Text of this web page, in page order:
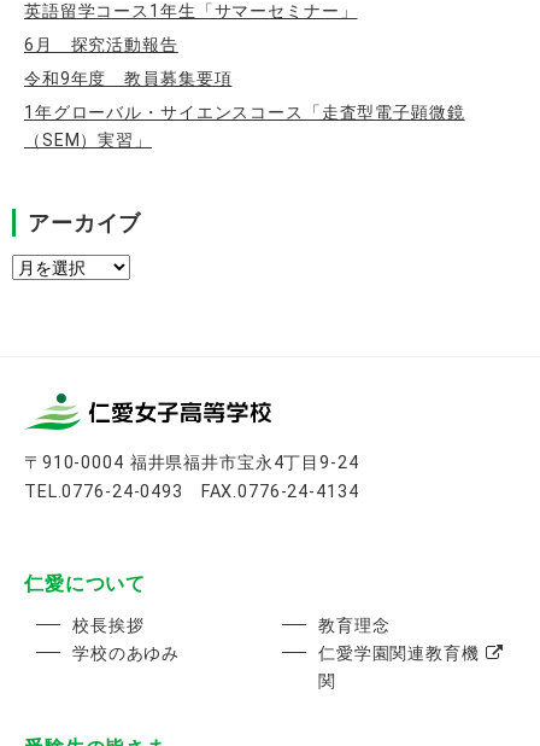
英語留学コース1年生「サマーセミナー」
6月 探究活動報告
令和9年度 教員募集要項
1年グローバル・サイエンスコース「走査型電子顕微鏡
（SEM）実習」
アーカイブ
ア
〒910-0004 福井県福井市宝永4丁目9-24
TEL.0776-24-0493 FAX.0776-24-4134
仁愛について
校長挨拶
教育理念
学校のあゆみ
仁愛学園関連教育機
関